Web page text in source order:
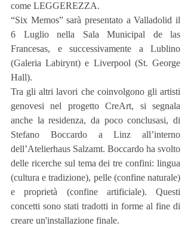
come LEGGEREZZA.
“Six Memos” sarà presentato a Valladolid il
6 Luglio nella Sala Municipal de las
Francesas, e successivamente a Lublino
(Galeria Labirynt) e Liverpool (St. George
Hall).
Tra gli altri lavori che coinvolgono gli artisti
genovesi nel progetto CreArt, si segnala
anche la residenza, da poco conclusasi, di
Stefano Boccardo a Linz all’interno
dell’Atelierhaus Salzamt. Boccardo ha svolto
delle ricerche sul tema dei tre confini: lingua
(cultura e tradizione), pelle (confine naturale)
e proprietà (confine artificiale). Questi
concetti sono stati tradotti in forme al fine di
creare un'installazione finale.